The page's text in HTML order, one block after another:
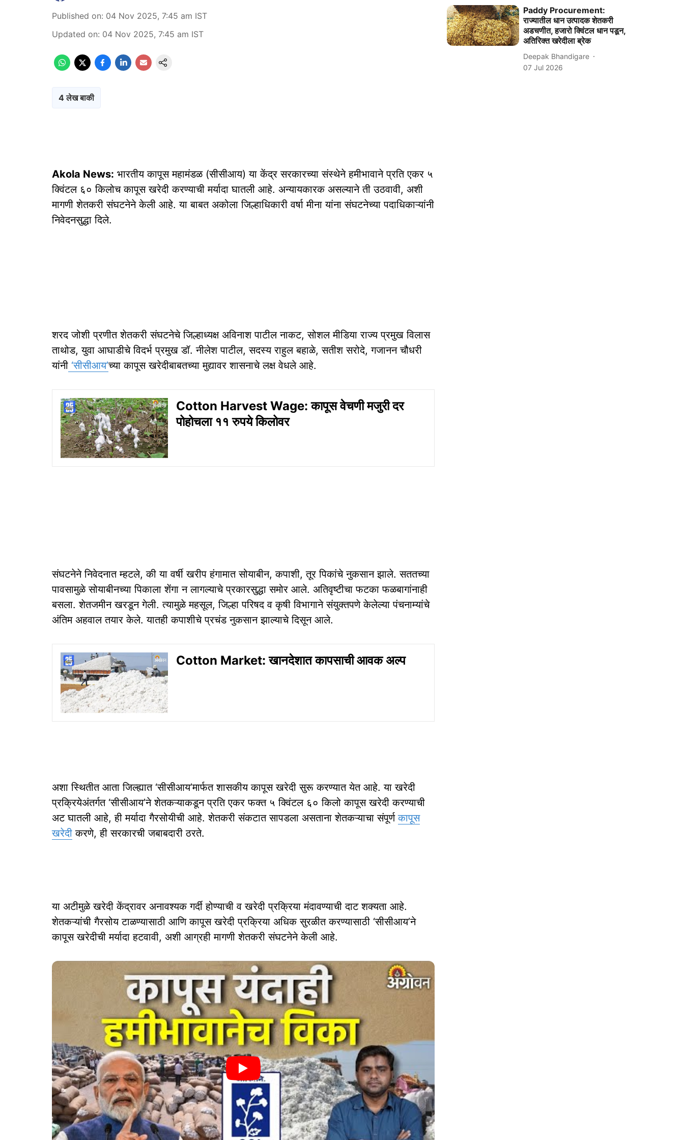
Published on: 04 Nov 2025, 7:45 am IST
Updated on: 04 Nov 2025, 7:45 am IST
4 लेख बाकी
Akola News: भारतीय कापूस महामंडळ (सीसीआय) या केंद्र सरकारच्या संस्थेने हमीभावाने प्रति एकर ५
क्विंटल ६० किलोच कापूस खरेदी करण्याची मर्यादा घातली आहे. अन्यायकारक असल्याने ती उठवावी, अशी
मागणी शेतकरी संघटनेने केली आहे. या बाबत अकोला जिल्हाधिकारी वर्षा मीना यांना संघटनेच्या पदाधिकाऱ्यांनी
निवेदनसुद्धा दिले.
शरद जोशी प्रणीत शेतकरी संघटनेचे जिल्हाध्यक्ष अविनाश पाटील नाकट, सोशल मीडिया राज्य प्रमुख विलास
ताथोड, युवा आघाडीचे विदर्भ प्रमुख डॉ. नीलेश पाटील, सदस्य राहुल बहाळे, सतीश सरोदे, गजानन चौधरी
यांनी ‘सीसीआय’च्या कापूस खरेदीबाबतच्या मुद्यावर शासनाचे लक्ष वेधले आहे.
Cotton Harvest Wage: कापूस वेचणी मजुरी दर
पोहोचला ११ रुपये किलोवर
संघटनेने निवेदनात म्हटले, की या वर्षी खरीप हंगामात सोयाबीन, कपाशी, तूर पिकांचे नुकसान झाले. सततच्या
पावसामुळे सोयाबीनच्या पिकाला शेंगा न लागल्याचे प्रकारसुद्धा समोर आले. अतिवृष्टीचा फटका फळबागांनाही
बसला. शेतजमीन खरडून गेली. त्यामुळे महसूल, जिल्हा परिषद व कृषी विभागाने संयुक्तपणे केलेल्या पंचनाम्यांचे
अंतिम अहवाल तयार केले. यातही कपाशीचे प्रचंड नुकसान झाल्याचे दिसून आले.
Cotton Market: खानदेशात कापसाची आवक अल्प
अशा स्थितीत आता जिल्ह्यात ‘सीसीआय’मार्फत शासकीय कापूस खरेदी सुरू करण्यात येत आहे. या खरेदी
प्रक्रियेअंतर्गत ‘सीसीआय’ने शेतकऱ्याकडून प्रति एकर फक्त ५ क्विंटल ६० किलो कापूस खरेदी करण्याची
अट घातली आहे, ही मर्यादा गैरसोयीची आहे. शेतकरी संकटात सापडला असताना शेतकऱ्याचा संपूर्णकापूस
खरेदी करणे, ही सरकारची जबाबदारी ठरते.
या अटीमुळे खरेदी केंद्रावर अनावश्यक गर्दी होण्याची व खरेदी प्रक्रिया मंदावण्याची दाट शक्यता आहे.
शेतकऱ्यांची गैरसोय टाळण्यासाठी आणि कापूस खरेदी प्रक्रिया अधिक सुरळीत करण्यासाठी ‘सीसीआय’ने
कापूस खरेदीची मर्यादा हटवावी, अशी आग्रही मागणी शेतकरी संघटनेने केली आहे.
Paddy Procurement:
राज्यातील धान उत्पादक शेतकरी
अडचणीत, हजारो क्विंटल धान पडून,
अतिरिक्त खरेदीला ब्रेक
Deepak Bhandigare
07 Jul 2026